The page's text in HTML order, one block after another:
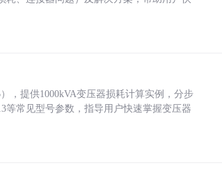
，提供1000kVA变压器损耗计算实例，分步
等常见型号参数，指导用户快速掌握变压器